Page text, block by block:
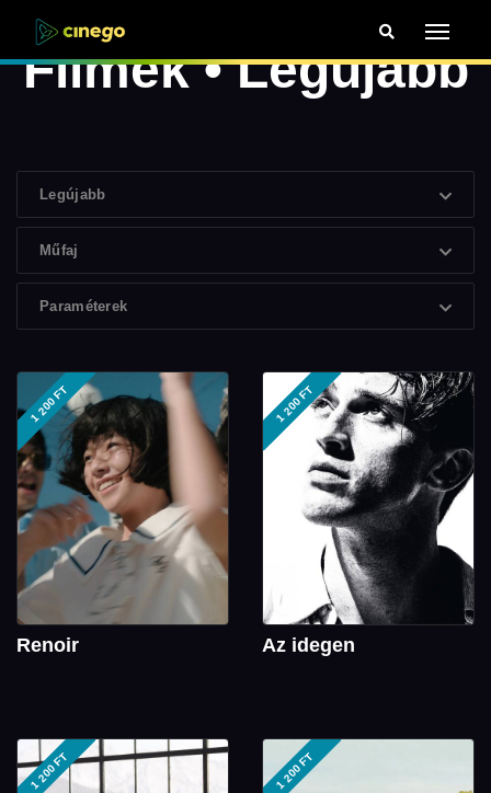
Filmek • Legújabb
Legújabb
Műfaj
Paraméterek
1 200 FT
Renoir
1 200 FT
Az idegen
1 200 FT 1 200 FT